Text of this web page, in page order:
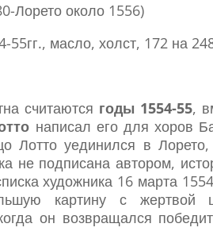
Лорето около 1556)
55гг., масло, холст, 172 на
считаются годы 1554-55,
написал его для хоров
Лотто уединился в
не подписана автором,
художника 16 марта
картину с жертвой
он возвращался